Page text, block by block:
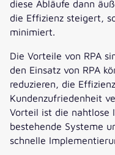
diese Abläufe dann
die Effizienz steigert,
minimiert.
Die Vorteile von RPA
den Einsatz von RPA
reduzieren, die
Kundenzufriedenheit
Vorteil ist die nahtlose
bestehende Systeme
schnelle